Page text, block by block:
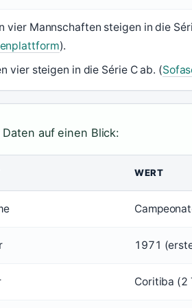
vier Mannschaften steigen in die
).
vier steigen in die Série C ab. (
auf einen Blick:
WERT
1971
Coritiba (2